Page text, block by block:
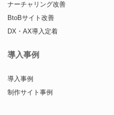
ナーチャリング改善
BtoBサイト改善
DX・AX導入定着
導入事例
導入事例
制作サイト事例